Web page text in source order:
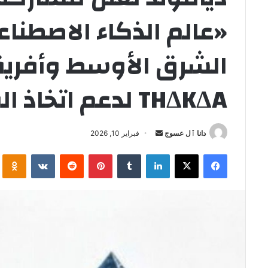
الشرق الأوسط
THΔKΔA لدعم اتخاذ القرار
دانا ٱل عسوج
أرسل
إلكترونيا
فبراير 10, 2026
فيسبوك ‫X لينكدإن بينتيريست